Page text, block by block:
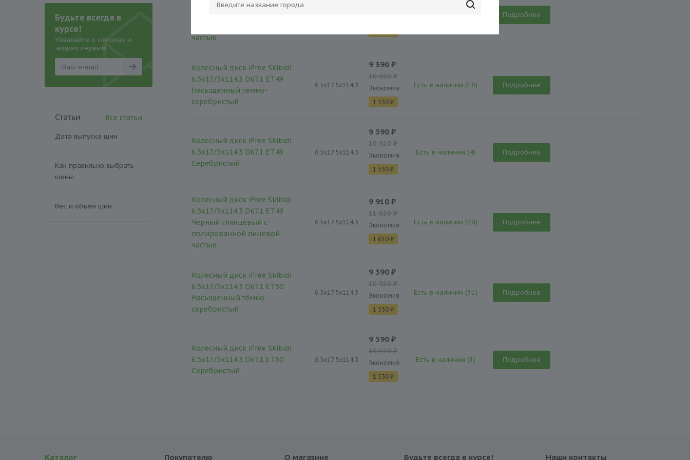
6.5x17/5x114.3 D67.1 ET45
частью
Подробнее
Колесный диск iFree Skibidi
6.5x17/5x114.3 D67.1 ET49
Насыщенный тёмно-
серебристый
6.5x17 5x114.3
9 390 ₽
10 920 ₽
Экономия
1 530 ₽
Есть в наличии (16) Подробнее
Колесный диск iFree Skibidi
6.5x17/5x114.3 D67.1 ET49
Серебристый
6.5x17 5x114.3
9 390 ₽
10 920 ₽
Экономия
1 530 ₽
Есть в наличии (4) Подробнее
Колесный диск iFree Skibidi
6.5x17/5x114.3 D67.1 ET49
Чёрный глянцевый с
полированной лицевой
частью
6.5x17 5x114.3
9 910 ₽
11 520 ₽
Экономия
1 610 ₽
Есть в наличии (20) Подробнее
Колесный диск iFree Skibidi
6.5x17/5x114.3 D67.1 ET50
Насыщенный тёмно-
серебристый
6.5x17 5x114.3
9 390 ₽
10 920 ₽
Экономия
1 530 ₽
Есть в наличии (31) Подробнее
Колесный диск iFree Skibidi
6.5x17/5x114.3 D67.1 ET50
Серебристый
6.5x17 5x114.3
9 390 ₽
10 920 ₽
Экономия
1 530 ₽
Есть в наличии (8) Подробнее
Будьте всегда в
курсе!
Узнавайте о скидках и
акциях первым
Статьи Все статьи
Дата выпуска шин
Как правильно выбрать
шины
Вес и объём шин
Каталог Покупателю О магазине Будьте всегда в курсе! Наши контакты